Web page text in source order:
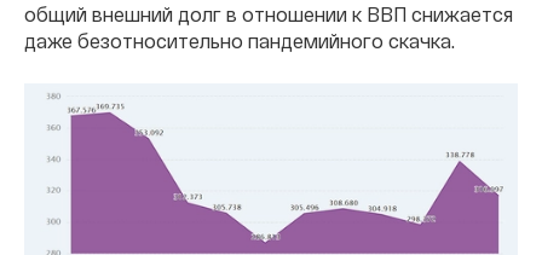
общий внешний долг в отношении к ВВП снижается
даже безотносительно пандемийного скачка.